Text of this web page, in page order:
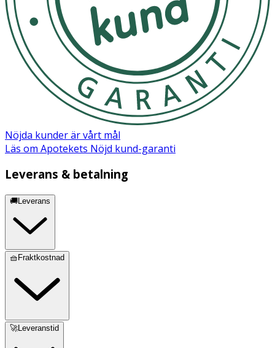
Nöjda kunder är vårt mål
Läs om Apotekets Nöjd kund-garanti
Leverans & betalning
🚚Leverans
🧺Fraktkostnad
🚀Leveranstid